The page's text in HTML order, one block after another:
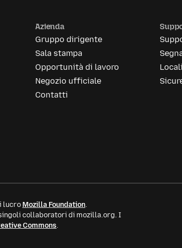
Azienda
Gruppo dirigente
Sala stampa
Opportunità di lavoro
Negozio ufficiale
Contatti
lucro Mozilla Foundation.
collaboratori di mozilla.org. I
Commons.